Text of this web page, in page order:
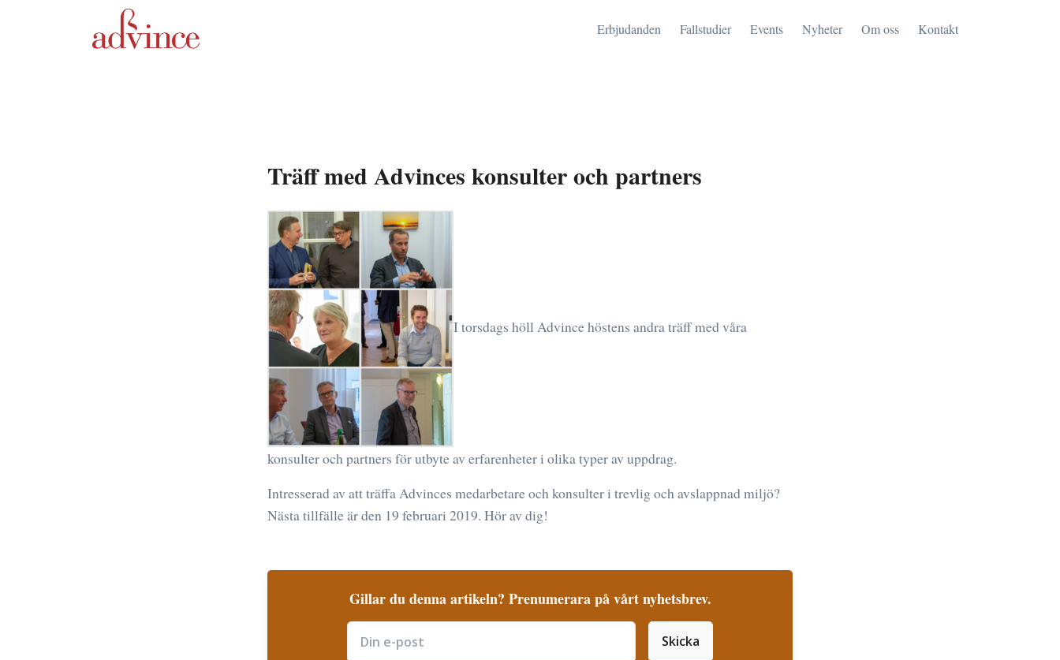
Erbjudanden Fallstudier Events Nyheter Om oss Kontakt
Träff med Advinces konsulter och partners
I torsdags höll Advince höstens andra träff med våra
konsulter och partners för utbyte av erfarenheter i olika typer av uppdrag.
Intresserad av att träffa Advinces medarbetare och konsulter i trevlig och avslappnad miljö?
Nästa tillfälle är den 19 februari 2019. Hör av dig!
Gillar du denna artikeln? Prenumerara på vårt nyhetsbrev.
Subscribe
Skicka